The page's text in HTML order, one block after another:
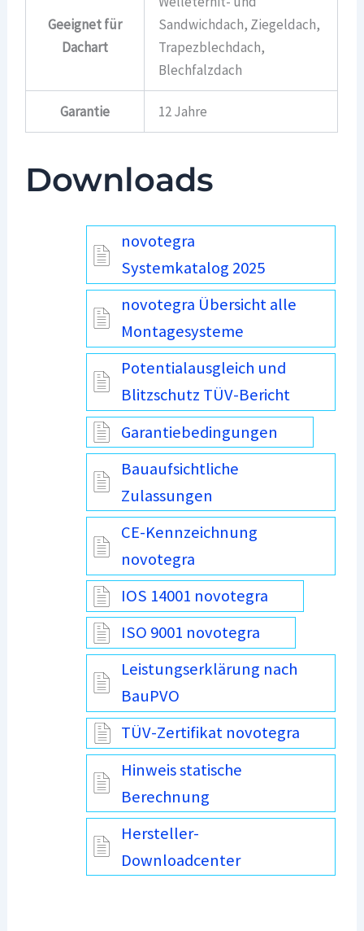
Geeignet für
Dachart
Sandwichdach, Ziegeldach,
Trapezblechdach,
Blechfalzdach
Garantie 12 Jahre
Downloads
novotegra
Systemkatalog 2025
novotegra Übersicht alle
Montagesysteme
Potentialausgleich und
Blitzschutz TÜV-Bericht
Garantiebedingungen
Bauaufsichtliche
Zulassungen
CE-Kennzeichnung
novotegra
IOS 14001 novotegra
ISO 9001 novotegra
Leistungserklärung nach
BauPVO
TÜV-Zertifikat novotegra
Hinweis statische
Berechnung
Hersteller-
Downloadcenter